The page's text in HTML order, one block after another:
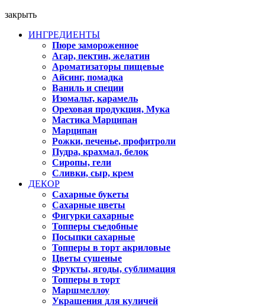
закрыть
ИНГРЕДИЕНТЫ
Пюре замороженное
Агар, пектин, желатин
Ароматизаторы пищевые
Айсинг, помадка
Ваниль и специи
Изомальт, карамель
Ореховая продукция, Мука
Мастика Марципан
Марципан
Рожки, печенье, профитроли
Пудра, крахмал, белок
Сиропы, гели
Сливки, сыр, крем
ДЕКОР
Сахарные букеты
Сахарные цветы
Фигурки сахарные
Топперы съедобные
Посыпки сахарные
Топперы в торт акриловые
Цветы сушеные
Фрукты, ягоды, сублимация
Топперы в торт
Маршмеллоу
Украшения для куличей